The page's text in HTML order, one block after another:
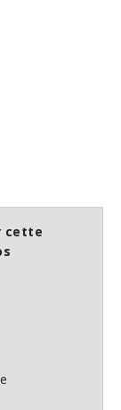
cette